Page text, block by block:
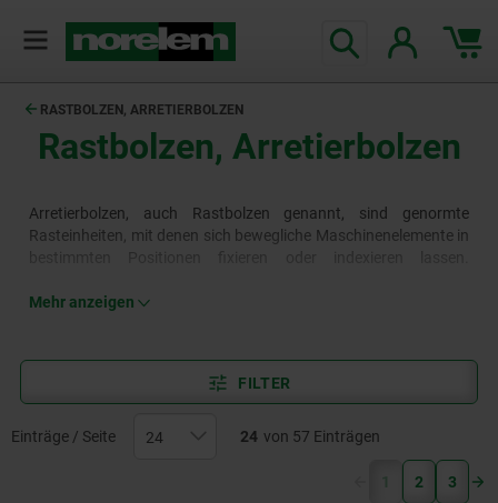
RASTBOLZEN, ARRETIERBOLZEN
Rastbolzen, Arretierbolzen
Arretierbolzen, auch Rastbolzen genannt, sind genormte
Rasteinheiten, mit denen sich bewegliche Maschinenelemente in
Materialien und Ausprägungen verfügbar, darunter Varianten
Mehr anzeigen
FILTER
Einträge / Seite 24 von 57 Einträgen
1 (current)
2 3